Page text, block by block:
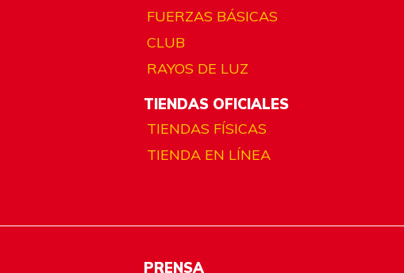
FUERZAS BÁSICAS
CLUB
RAYOS DE LUZ
TIENDAS OFICIALES
TIENDAS FÍSICAS
TIENDA EN LÍNEA
PRENSA